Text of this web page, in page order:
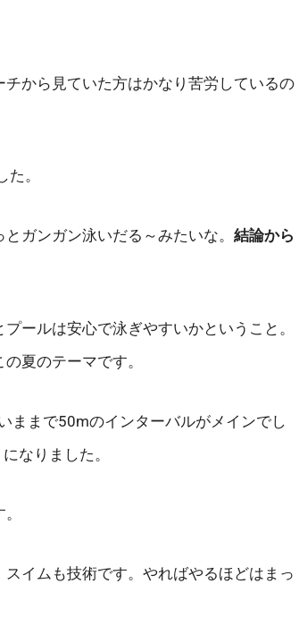
から見ていた方はかなり苦労しているの
。
ガンガン泳いだる～みたいな。 結論から
ールは安心で泳ぎやすいかということ。
夏のテーマです。
ままで50mのインターバルがメインでし
なりました。
イムも技術です。やればやるほどはまっ